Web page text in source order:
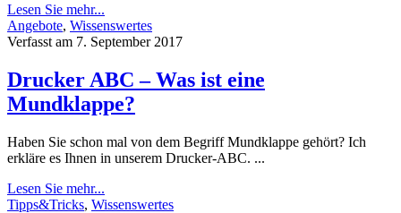
Lesen Sie mehr...
Angebote, Wissenswertes
Verfasst am 7. September 2017
Drucker ABC – Was ist eine
Mundklappe?
Haben Sie schon mal von dem Begriff Mundklappe gehört? Ich
erkläre es Ihnen in unserem Drucker-ABC. ...
Lesen Sie mehr...
Tipps&Tricks, Wissenswertes